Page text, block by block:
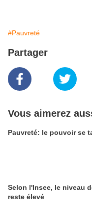
#Pauvreté
Partager
Vous aimerez
Pauvreté: le pouvoir se
Selon l'Insee, le niveau
reste élevé